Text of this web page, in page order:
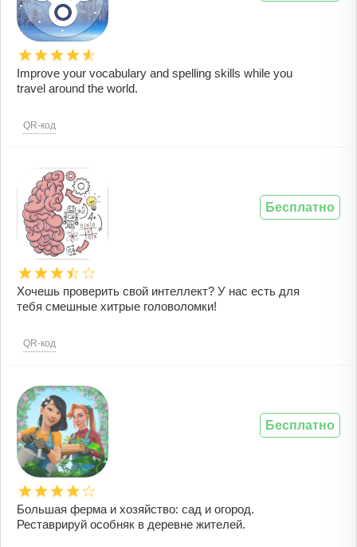
Improve your vocabulary and spelling skills while you
travel around the world.
QR-код
Хочешь проверить свой интеллект? У нас есть для
тебя смешные хитрые головоломки!
QR-код
Бесплатно
Большая ферма и хозяйство: сад и огород.
Реставрируй особняк в деревне жителей.
Бесплатно